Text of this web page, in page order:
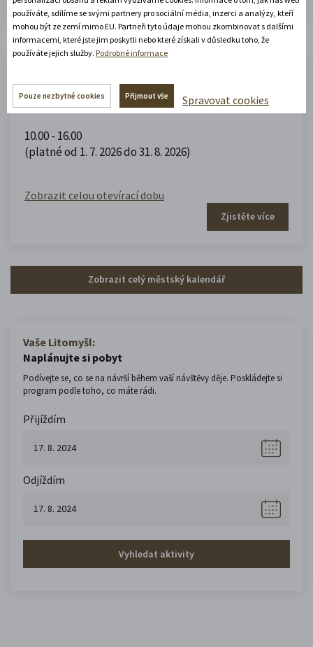
hraček
10.00 - 16.00
(platné od 1. 7. 2026 do 31. 8. 2026)
Zobrazit celou otevírací dobu
Zjistěte více
Zobrazit celý městský kalendář
Vaše Litomyšl:
Naplánujte si pobyt
Podívejte se, co se na návrší během vaší návštěvy děje. Poskládejte si
program podle toho, co máte rádi.
Přijíždím
Odjíždím
Vyhledat aktivity
používáte, sdílíme se svými partnery pro sociální média, inzerci a analýzy, kteří
mohou být ze zemí mimo EU. Partneři tyto údaje mohou zkombinovat s dalšími
informacemi, které jste jim poskytli nebo které získali v důsledku toho, že
používáte jejich služby. Podrobné informace
Pouze nezbytné cookies Přijmout vše Spravovat cookies